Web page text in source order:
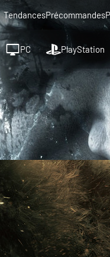
TendancesPrécommandes
PC PlayStation